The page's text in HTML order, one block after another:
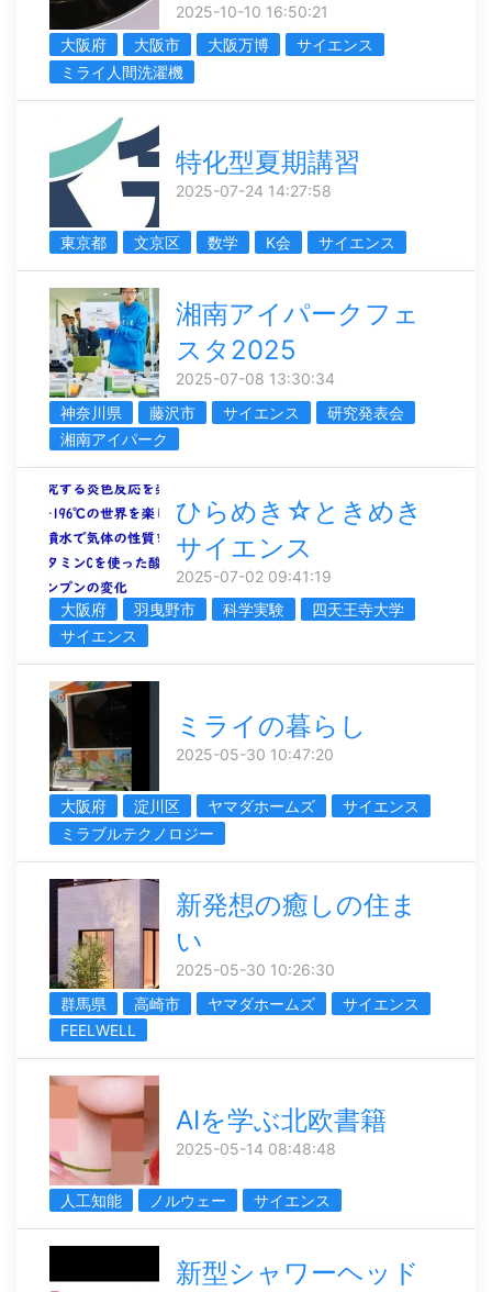
2025-10-10 16:50:21
大阪府
大阪市 大阪万博
サイエンス
ミライ人間洗濯機
特化型夏期講習
2025-07-24 14:27:58
東京都 文京区 数学 K会 サイエンス
湘南アイパークフェ
スタ2025
2025-07-08 13:30:34
神奈川県
藤沢市 サイエンス
研究発表会
湘南アイパーク
ひらめき☆ときめき
サイエンス
2025-07-02 09:41:19
大阪府
羽曳野市 科学実験
四天王寺大学
サイエンス
ミライの暮らし
2025-05-30 10:47:20
大阪府 淀川区 ヤマダホームズ
サイエンス
ミラブルテクノロジー
新発想の癒しの住ま
い
2025-05-30 10:26:30
群馬県
高崎市 ヤマダホームズ
サイエンス
FEELWELL
AIを学ぶ北欧書籍
2025-05-14 08:48:48
人工知能 ノルウェー サイエンス
新型シャワーヘッド